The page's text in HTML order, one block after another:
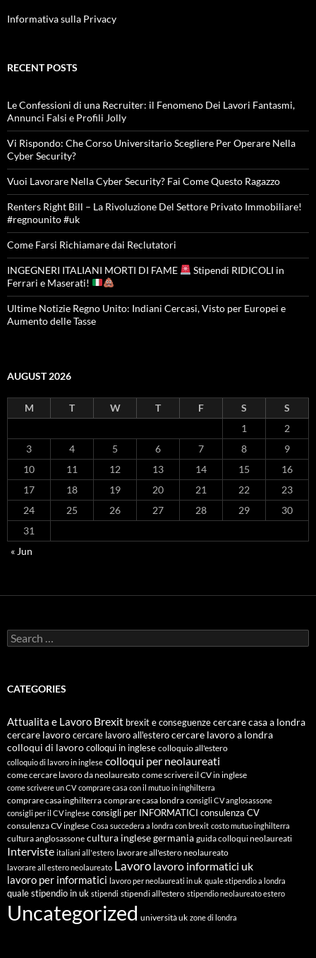
Informativa sulla Privacy
RECENT POSTS
Le Confessioni di una Recruiter: il Fenomeno Dei Lavori Fantasmi,
Annunci Falsi e Profili Jolly
Vi Rispondo: Che Corso Universitario Scegliere Per Operare Nella
Cyber Security?
Vuoi Lavorare Nella Cyber Security? Fai Come Questo Ragazzo
Renters Right Bill – La Rivoluzione Del Settore Privato Immobiliare!
#regnounito #uk
Come Farsi Richiamare dai Reclutatori
INGEGNERI ITALIANI MORTI DI FAME
Stipendi RIDICOLI in
Ferrari e Maserati!
Ultime Notizie Regno Unito: Indiani Cercasi, Visto per Europei e
Aumento delle Tasse
AUGUST 2026
M T W T F S
S
1
2
3
4 5 6 7 8
9
10
11 12 13 14 15
16
17
18 19 20 21 22
23
24
25 26 27 28 29
30
31
« Jun
Search
for:
CATEGORIES
Attualita e Lavoro Brexit brexit e conseguenzecercare casa a londra
cercare lavorocercare lavoro all'esterocercare lavoro a londra
colloqui di lavorocolloqui in inglese colloquio all'estero
colloquio di lavoro in inglese colloqui per neolaureati
come cercare lavoro da neolaureato come scrivere il CV in inglese
come scrivere un CV comprare casa con il mutuo in inghilterra
comprare casa inghilterra comprare casa londra consigli CV anglosassone
consigli per il CV inglese consigli per INFORMATICI consulenza CV
consulenza CV inglese Cosa succedera a londra con brexit costo mutuo inghilterra
cultura anglosassone cultura inglesegermania guida colloqui neolaureati
Interviste italiani all'estero lavorare all'estero neolaureato
lavorare all estero neolaureato Lavoro lavoro informatici uk
lavoro per informatici lavoro per neolaureati in uk quale stipendio a londra
quale stipendio in uk stipendi stipendi all'estero stipendio neolaureato estero
Uncategorized università uk zone di londra